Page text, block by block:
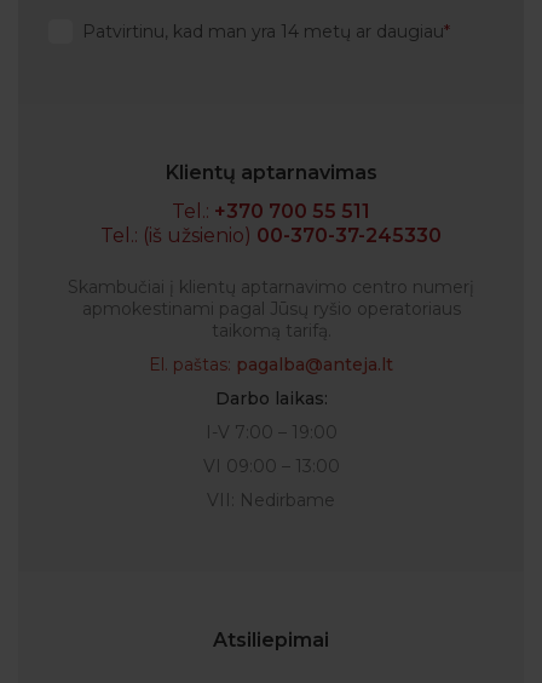
Patvirtinu, kad man yra 14 metų ar daugiau
Klientų aptarnavimas
Tel.: +370 700 55 511
Tel.: (iš užsienio) 00-370-37-245330
Skambučiai į klientų aptarnavimo centro numerį
apmokestinami pagal Jūsų ryšio operatoriaus
taikomą tarifą.
El. paštas: pagalba@anteja.lt
Darbo laikas:
I-V 7:00 – 19:00
VI 09:00 – 13:00
VII: Nedirbame
Atsiliepimai